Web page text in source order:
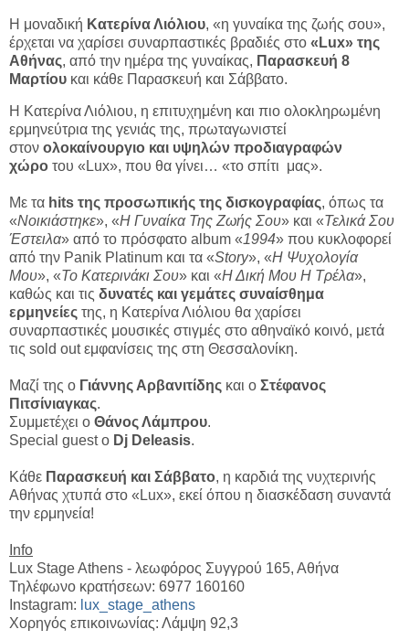
Η μοναδική Κατερίνα Λιόλιου, «η γυναίκα της ζωής σου»,
έρχεται να χαρίσει συναρπαστικές βραδιές στο «Lux» της
Αθήνας, από την ημέρα της γυναίκας, Παρασκευή 8
Μαρτίου και κάθε Παρασκευή και Σάββατο.
Η Κατερίνα Λιόλιου, η επιτυχημένη και πιο ολοκληρωμένη
ερμηνεύτρια της γενιάς της, πρωταγωνιστεί
στον ολοκαίνουργιο και υψηλών προδιαγραφών
χώρο του «Lux», που θα γίνει… «το σπίτι μας».
Με τα hits της προσωπικής της δισκογραφίας, όπως τα
«Νοικιάστηκε», «Η Γυναίκα Της Ζωής Σου» και «Τελικά Σου
Έστειλα» από το πρόσφατο album «1994» που κυκλοφορεί
από την Panik Platinum και τα «Story», «Η Ψυχολογία
Μου», «Το Κατερινάκι Σου» και «Η Δική Μου Η Τρέλα»,
καθώς και τις δυνατές και γεμάτες συναίσθημα
ερμηνείες της, η Κατερίνα Λιόλιου θα χαρίσει
συναρπαστικές μουσικές στιγμές στο αθηναϊκό κοινό, μετά
τις sold out εμφανίσεις της στη Θεσσαλονίκη.
Μαζί της ο Γιάννης Αρβανιτίδης και ο Στέφανος
Πιτσίνιαγκας.
Συμμετέχει ο Θάνος Λάμπρου.
Special guest o Dj Deleasis.
Κάθε Παρασκευή και Σάββατο, η καρδιά της νυχτερινής
Αθήνας χτυπά στο «Lux», εκεί όπου η διασκέδαση συναντά
την ερμηνεία!
Info
Lux Stage Athens - λεωφόρος Συγγρού 165, Αθήνα
Τηλέφωνο κρατήσεων: 6977 160160
Instagram: lux_stage_athens
Χορηγός επικοινωνίας: Λάμψη 92,3